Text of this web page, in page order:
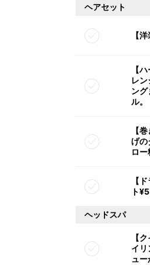
ヘアセット
【
【
レ
ン
ル。
【
げ
ロ
【
ト
ヘッドスパ
【
イ
ュ